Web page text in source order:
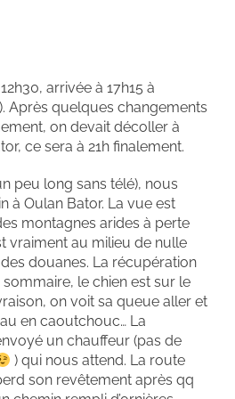
arrivée à 17h15 à
Après quelques changements
on devait décoller à
ce sera à 21h finalement.
peu long sans télé), nous
à Oulan Bator. La vue est
montagnes arides à perte
vraiment au milieu de nulle
douanes. La récupération
le chien est sur le
on voit sa queue aller et
en caoutchouc… La
un chauffeur (pas de
) qui nous attend. La route
son revêtement après qq